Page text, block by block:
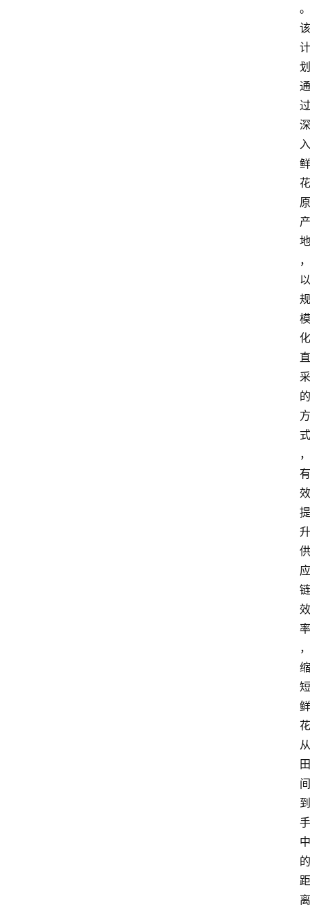
。
该
计
划
通
过
深
入
鲜
花
原
产
地
，
以
规
模
化
直
采
的
方
式
，
有
效
提
升
供
应
链
效
率
，
缩
短
鲜
花
从
田
间
到
手
中
的
距
离